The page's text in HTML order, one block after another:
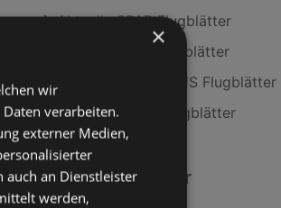
Aktuelle SPAR Flugblätter
Aktuelle NÖM Flugblätter
Aktuelle BILLA PLUS Flugblätter
Aktuelle ADEG Flugblätter
Ähnliche Händler
×
wir
verarbeiten.
externer Medien,
auch an Dienstleister
werden,